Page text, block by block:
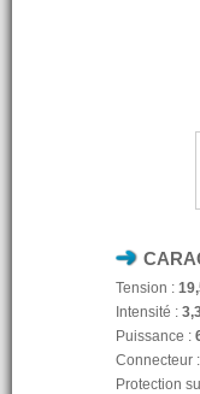
Tension :
Intensité :
Puissance :
Connecteur :
Protection